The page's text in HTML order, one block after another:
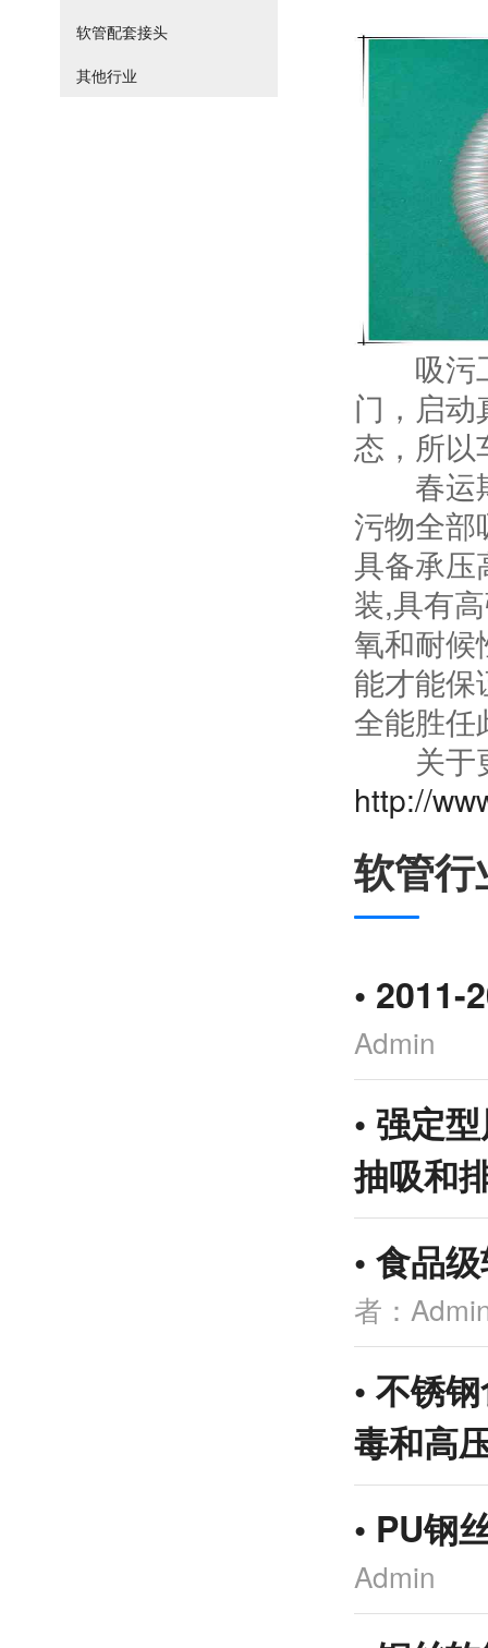
软管配套接头
其他行业
吸污工
门，启
态，所以
春运期
污物全部
具备承压
装,具有
氧和耐候
能才能保
全能胜任
关于更
http://
软管
• 2011-
Admin
• 强定
抽吸和
• 食品
者：
• 不锈
毒和高
• PU钢
Admin